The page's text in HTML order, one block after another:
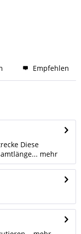
Empfehlen
Diese
mehr